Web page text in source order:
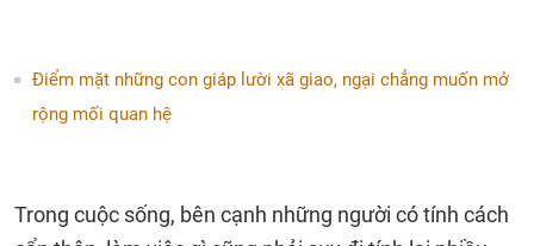
Điểm mặt những con giáp lười xã giao, ngại chẳng muốn mở
rộng mối quan hệ
Trong cuộc sống, bên cạnh những người có tính cách